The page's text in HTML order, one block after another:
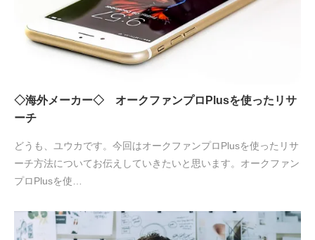
◇海外メーカー◇ オークファンプロPlusを使ったリサ
ーチ
どうも、ユウカです。今回はオークファンプロPlusを使ったリサ
ーチ方法についてお伝えしていきたいと思います。オークファン
プロPlusを使…